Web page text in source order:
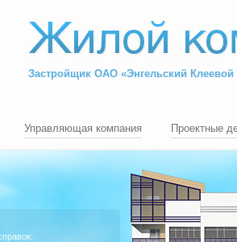
Застройщик ОАО «Энгельский Клеевой
Управляющая компания Проектные